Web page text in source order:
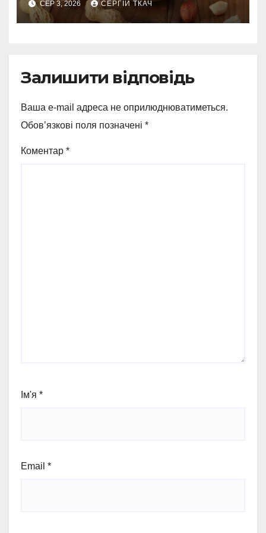
СЕР 3, 2026 СЕРГІЙ ТКАЧ
Залишити відповідь
Ваша e-mail адреса не оприлюднюватиметься.
Обов’язкові поля позначені *
Коментар *
Ім'я *
Email *